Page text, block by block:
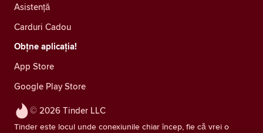
© 2026 Tinder LLC
Tinder este locul unde conexiunile chiar încep, fie că vrei o
Asistență
Carduri Cadou
Obțne aplicația!
App Store
Google Play Store